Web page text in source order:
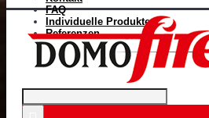
FAQ
Individuelle Produkten
Referenzen